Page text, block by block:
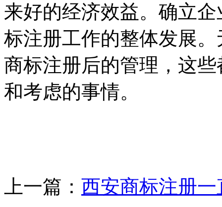
来好的经济效益。确立
标注册工作的整体发展
商标注册后的管理，这
和考虑的事情。
上一篇： 西安商标注册